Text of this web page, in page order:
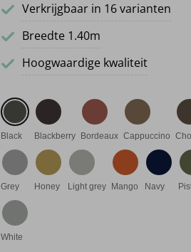
Verkrijgbaar in 16 varianten
Breedte 1.40m
Hoogwaardige kwaliteit
Black Blackberry Bordeaux Cappuccino
Grey Honey Light grey Mango Navy
White